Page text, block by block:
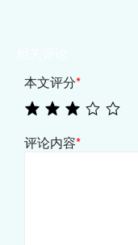
本文评分*
评论内容*